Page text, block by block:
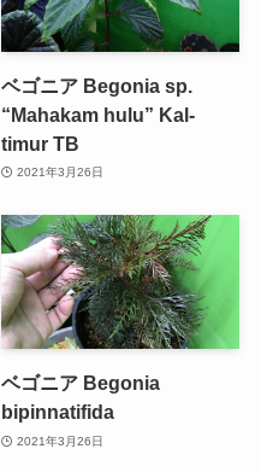
ベゴニア Begonia sp.
“Mahakam hulu” Kal-
timur TB
2021年3月26日
ベゴニア Begonia
bipinnatifida
2021年3月26日